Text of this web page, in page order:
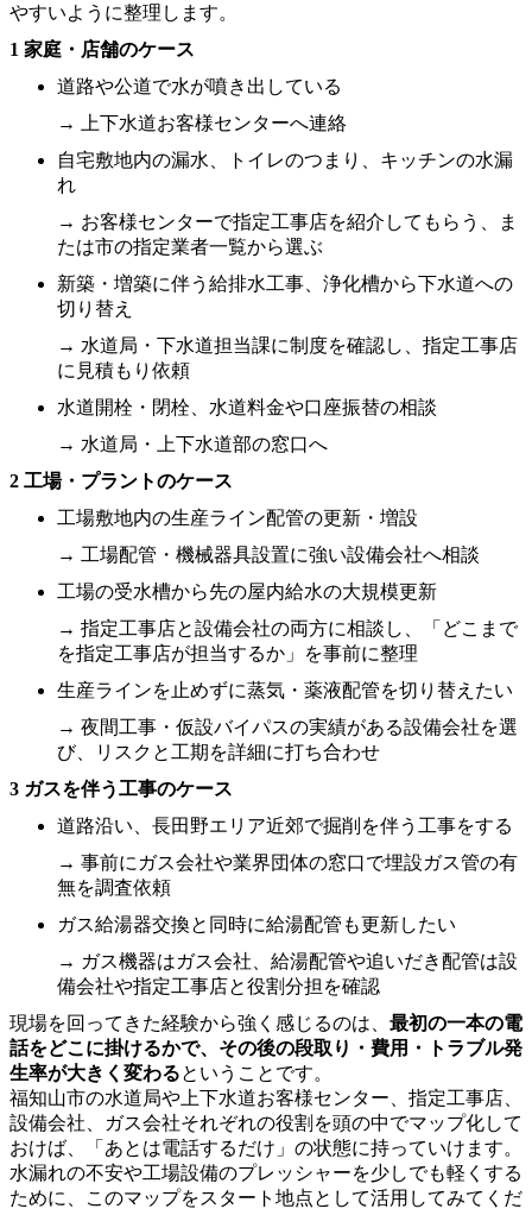
やすいように整理します。
1 家庭・店舗のケース
道路や公道で水が噴き出している
→ 上下水道お客様センターへ連絡
自宅敷地内の漏水、トイレのつまり、キッチンの水漏
れ
→ お客様センターで指定工事店を紹介してもらう、ま
たは市の指定業者一覧から選ぶ
新築・増築に伴う給排水工事、浄化槽から下水道への
切り替え
→ 水道局・下水道担当課に制度を確認し、指定工事店
に見積もり依頼
水道開栓・閉栓、水道料金や口座振替の相談
→ 水道局・上下水道部の窓口へ
2 工場・プラントのケース
工場敷地内の生産ライン配管の更新・増設
→ 工場配管・機械器具設置に強い設備会社へ相談
工場の受水槽から先の屋内給水の大規模更新
→ 指定工事店と設備会社の両方に相談し、「どこまで
を指定工事店が担当するか」を事前に整理
生産ラインを止めずに蒸気・薬液配管を切り替えたい
→ 夜間工事・仮設バイパスの実績がある設備会社を選
び、リスクと工期を詳細に打ち合わせ
3 ガスを伴う工事のケース
道路沿い、長田野エリア近郊で掘削を伴う工事をする
→ 事前にガス会社や業界団体の窓口で埋設ガス管の有
無を調査依頼
ガス給湯器交換と同時に給湯配管も更新したい
→ ガス機器はガス会社、給湯配管や追いだき配管は設
備会社や指定工事店と役割分担を確認
現場を回ってきた経験から強く感じるのは、 最初の一本の電
話をどこに掛けるかで、その後の段取り・費用・トラブル発
生率が大きく変わるということです。
福知山市の水道局や上下水道お客様センター、指定工事店、
設備会社、ガス会社それぞれの役割を頭の中でマップ化して
おけば、「あとは電話するだけ」の状態に持っていけます。
水漏れの不安や工場設備のプレッシャーを少しでも軽くする
ために、このマップをスタート地点として活用してみてくだ